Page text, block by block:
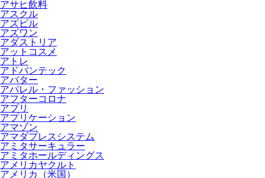
アサヒ飲料
アスクル
アズビル
アズワン
アダストリア
アットコスメ
アトレ
アドバンテック
アバター
アパレル・ファッション
アフターコロナ
アプリ
アプリケーション
アマゾン
アマダプレスシステム
アミタサーキュラー
アミタホールディングス
アメリカヤクルト
アメリカ（米国）